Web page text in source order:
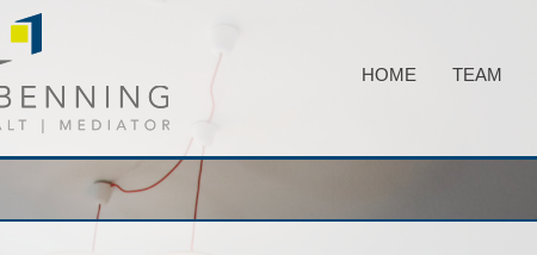
HOME TEAM